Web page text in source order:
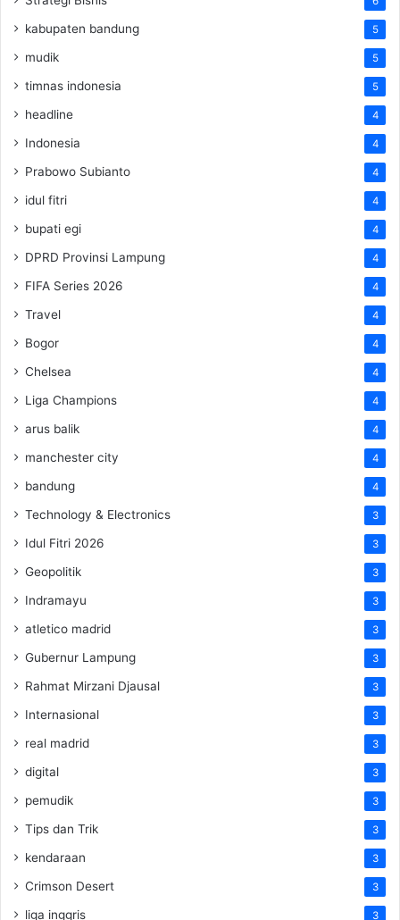
kabupaten bandung 5
mudik 5
timnas indonesia 5
headline 4
Indonesia 4
Prabowo Subianto 4
idul fitri 4
bupati egi 4
DPRD Provinsi Lampung 4
FIFA Series 2026 4
Travel 4
Bogor 4
Chelsea 4
Liga Champions 4
arus balik 4
manchester city 4
bandung 4
Technology & Electronics 3
Idul Fitri 2026 3
Geopolitik 3
Indramayu 3
atletico madrid 3
Gubernur Lampung 3
Rahmat Mirzani Djausal 3
Internasional 3
real madrid 3
digital 3
pemudik 3
Tips dan Trik 3
kendaraan 3
Crimson Desert 3
liga inggris 3